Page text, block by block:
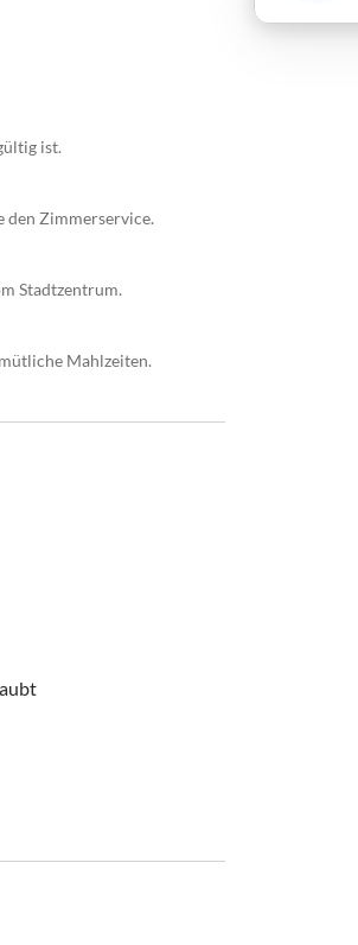
ist.
den Zimmerservice.
Stadtzentrum.
Mahlzeiten.